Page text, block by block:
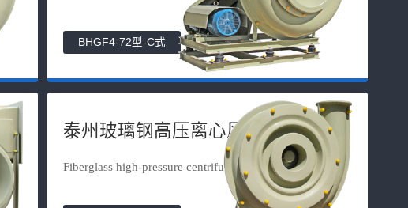
BHGF4-72型-C式
泰州玻璃钢高压离心风机
Fiberglass high-pressure centrifuga...